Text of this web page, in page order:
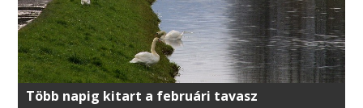
Több napig kitart a februári tavasz